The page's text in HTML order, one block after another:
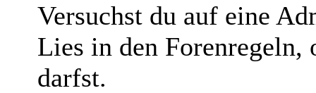
Versuchst du auf eine
Lies in den Forenregeln,
darfst.